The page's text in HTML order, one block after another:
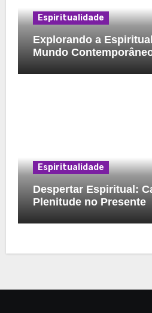
Espiritualidade
Explorando a
Mundo
Espiritualidade
Despertar Espiritual:
Plenitude no Presente